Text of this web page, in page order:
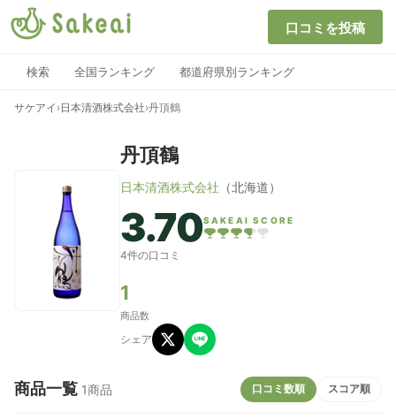
口コミを投稿
検索 全国ランキング 都道府県別ランキング
サケアイ ›日本清酒株式会社›丹頂鶴
丹頂鶴
日本清酒株式会社 （北海道）
3.70SAKEAI SCORE
4件の口コミ
1
商品数
シェア
商品一覧 1商品 口コミ数順 スコア順